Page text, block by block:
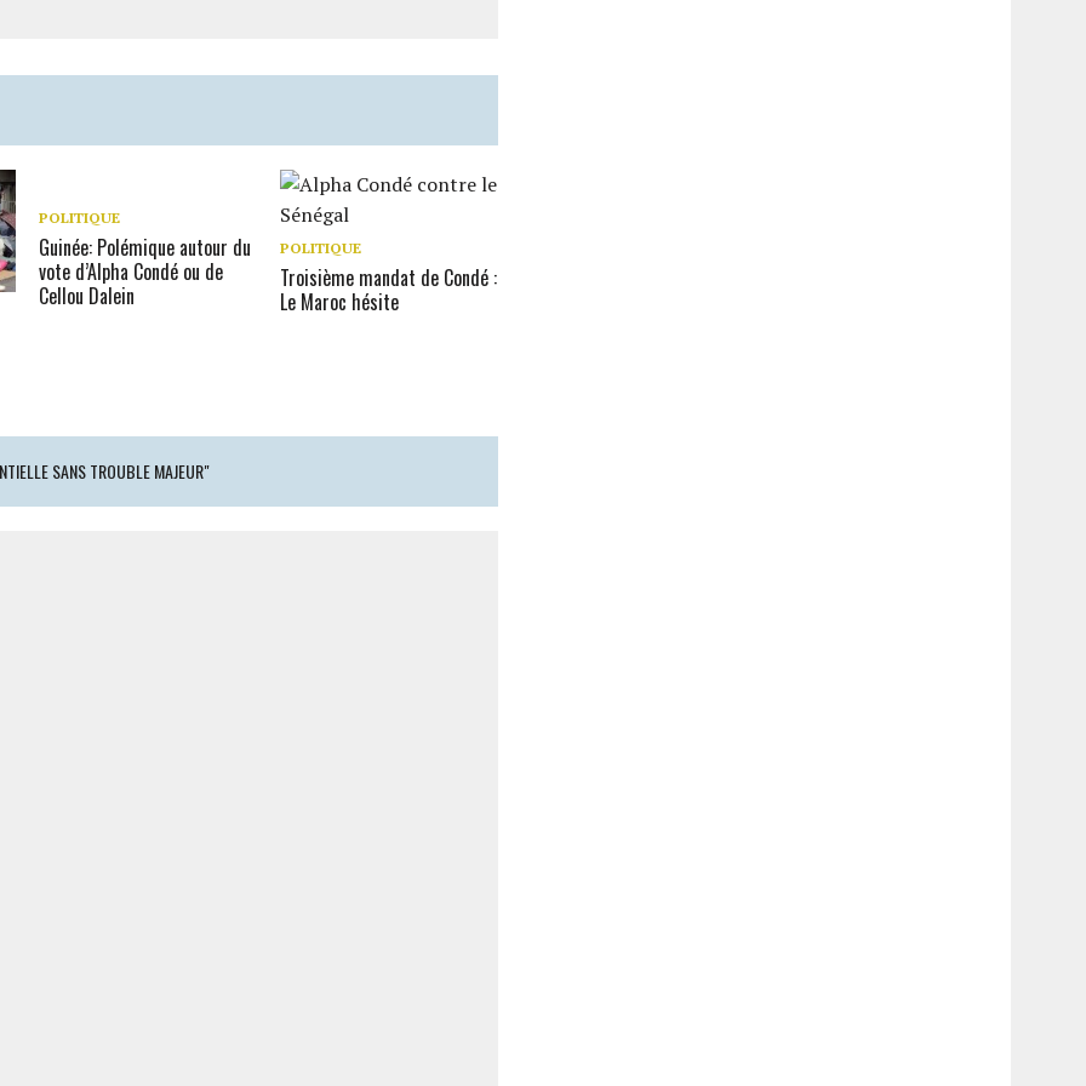
POLITIQUE
Guinée: Polémique autour du
vote d’Alpha Condé ou de
Cellou Dalein
POLITIQUE
Troisième mandat de Condé :
Le Maroc hésite
SANS TROUBLE MAJEUR"